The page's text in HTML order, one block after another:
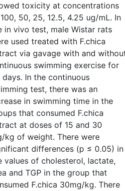
toxicity at concentrations
50, 25, 12.5, 4.25 ug/mL. In
in vivo test, male Wistar rats
used treated with F.chica
via gavage with and
swimming exercise for
days. In the continuous
test, there was an
in swimming time in the
that consumed F.chica
at doses of 15 and 30
kg of weight. There were
differences (p ≤ 0.05) in
values of cholesterol, lactate,
and TGP in the group that
F.chica 30mg/kg. There